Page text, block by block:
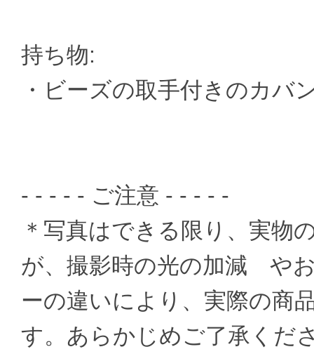
持ち物:
・ビーズの取手付きのカバ
- - - - - ご注意 - - - - -
＊写真はできる限り、実物
が、撮影時の光の加減 や
ーの違いにより、実際の
す。あらかじめご了承くだ